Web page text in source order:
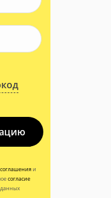
соглашенияи
согласие